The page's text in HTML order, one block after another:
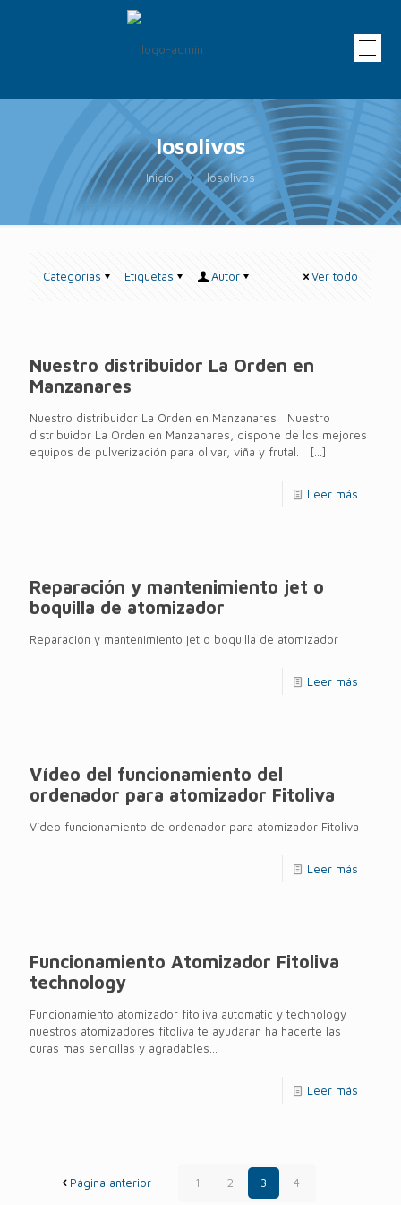
losolivos
Inicio losolivos
Categorías Etiquetas Autor Ver todo
Nuestro distribuidor La Orden en
Manzanares
Nuestro distribuidor La Orden en Manzanares Nuestro
distribuidor La Orden en Manzanares, dispone de los mejores
equipos de pulverización para olivar, viña y frutal.
[…]
Leer más
Reparación y mantenimiento jet o
boquilla de atomizador
Reparación y mantenimiento jet o boquilla de atomizador
Leer más
Vídeo del funcionamiento del
ordenador para atomizador Fitoliva
Vídeo funcionamiento de ordenador para atomizador Fitoliva
Leer más
Funcionamiento Atomizador Fitoliva
technology
Funcionamiento atomizador fitoliva automatic y technology
nuestros atomizadores fitoliva te ayudaran ha hacerte las
curas mas sencillas y agradables...
Leer más
Página anterior 1 2 3 4